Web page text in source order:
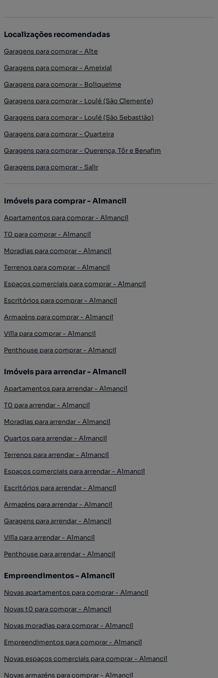
Localizações recomendadas
Garagens para comprar - Alte
Garagens para comprar - Ameixial
Garagens para comprar - Boliqueime
Garagens para comprar - Loulé (São Clemente)
Garagens para comprar - Loulé (São Sebastião)
Garagens para comprar - Quarteira
Garagens para comprar - Querença, Tôr e Benafim
Garagens para comprar - Salir
Imóveis para comprar - Almancil
Apartamentos para comprar - Almancil
T0 para comprar - Almancil
Moradias para comprar - Almancil
Terrenos para comprar - Almancil
Espaços comerciais para comprar - Almancil
Escritórios para comprar - Almancil
Armazéns para comprar - Almancil
Villa para comprar - Almancil
Penthouse para comprar - Almancil
Imóveis para arrendar - Almancil
Apartamentos para arrendar - Almancil
T0 para arrendar - Almancil
Moradias para arrendar - Almancil
Quartos para arrendar - Almancil
Terrenos para arrendar - Almancil
Espaços comerciais para arrendar - Almancil
Escritórios para arrendar - Almancil
Armazéns para arrendar - Almancil
Garagens para arrendar - Almancil
Villa para arrendar - Almancil
Penthouse para arrendar - Almancil
Empreendimentos - Almancil
Novas apartamentos para comprar - Almancil
Novas t0 para comprar - Almancil
Novas moradias para comprar - Almancil
Empreendimentos para comprar - Almancil
Novas espaços comerciais para comprar - Almancil
Novas armazéns para comprar - Almancil